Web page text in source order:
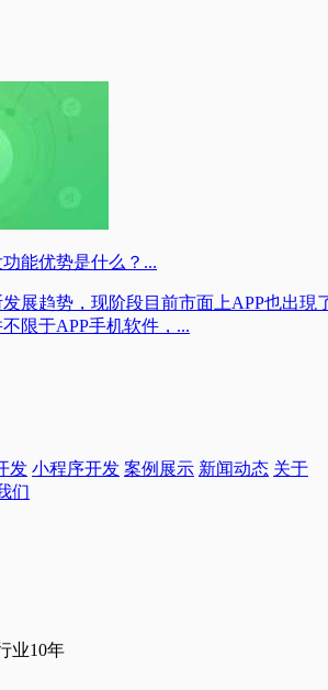
能优势是什么？...
展趋势，现阶段目前市面上APP也出現
限于APP手机软件，...
发 小程序开发 案例展示 新闻动态 关于
们
业10年